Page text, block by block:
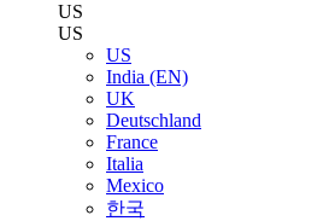
US
US
US
India (EN)
UK
Deutschland
France
Italia
Mexico
한국